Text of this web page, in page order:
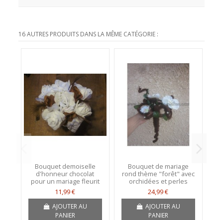
16 AUTRES PRODUITS DANS LA MÊME CATÉGORIE :
Bouquet demoiselle
d'honneur chocolat
pour un mariage fleurit
11,99 €
AJOUTER AU
PANIER
Bouquet de mariage
rond thème "forêt" avec
orchidées et perles
24,99 €
AJOUTER AU
PANIER